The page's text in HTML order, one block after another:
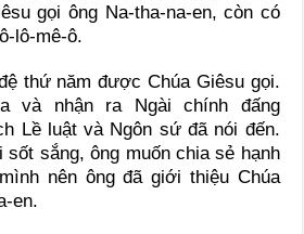
gọi ông Na-tha-na-en, còn có
lô-mê-ô.
thứ năm được Chúa Giêsu gọi.
và nhận ra Ngài chính đấng
Lề luật và Ngôn sứ đã nói đến.
sắng, ông muốn chia sẻ hạnh
nên ông đã giới thiệu Chúa
en.